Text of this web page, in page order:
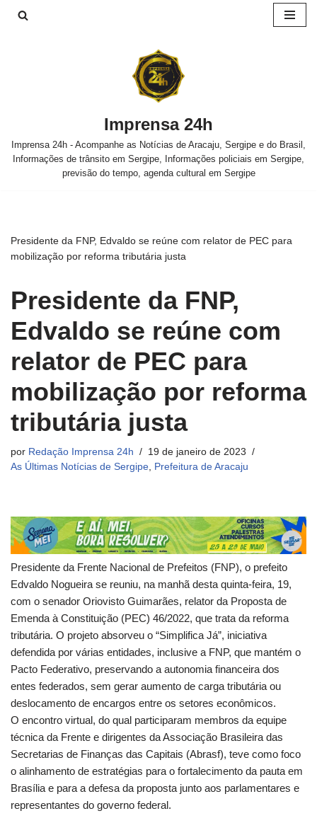
Imprensa 24h
Imprensa 24h - Acompanhe as Notícias de Aracaju, Sergipe e do Brasil,
Informações de trânsito em Sergipe, Informações policiais em Sergipe,
previsão do tempo, agenda cultural em Sergipe
Presidente da FNP, Edvaldo se reúne com relator de PEC para
mobilização por reforma tributária justa
Presidente da FNP,
Edvaldo se reúne com
relator de PEC para
mobilização por reforma
tributária justa
por Redação Imprensa 24h
19 de janeiro de 2023
As Últimas Notícias de Sergipe, Prefeitura de Aracaju
Presidente da Frente Nacional de Prefeitos (FNP), o prefeito
Edvaldo Nogueira se reuniu, na manhã desta quinta-feira, 19,
com o senador Oriovisto Guimarães, relator da Proposta de
Emenda à Constituição (PEC) 46/2022, que trata da reforma
tributária. O projeto absorveu o “Simplifica Já”, iniciativa
defendida por várias entidades, inclusive a FNP, que mantém o
Pacto Federativo, preservando a autonomia financeira dos
entes federados, sem gerar aumento de carga tributária ou
deslocamento de encargos entre os setores econômicos.
O encontro virtual, do qual participaram membros da equipe
técnica da Frente e dirigentes da Associação Brasileira das
Secretarias de Finanças das Capitais (Abrasf), teve como foco
o alinhamento de estratégias para o fortalecimento da pauta em
Brasília e para a defesa da proposta junto aos parlamentares e
representantes do governo federal.